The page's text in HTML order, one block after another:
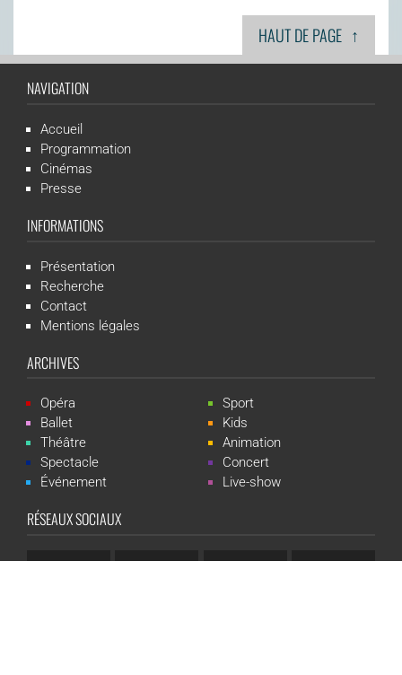
HAUT DE PAGE ↑
NAVIGATION
Accueil
Programmation
Cinémas
Presse
INFORMATIONS
Présentation
Recherche
Contact
Mentions légales
ARCHIVES
Opéra
Ballet
Théâtre
Spectacle
Événement
Sport
Kids
Animation
Concert
Live-show
RÉSEAUX SOCIAUX